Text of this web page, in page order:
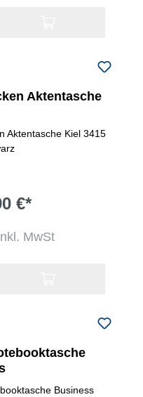
Aktentasche
Aktentasche Kiel 3415
€*
MwSt
Business